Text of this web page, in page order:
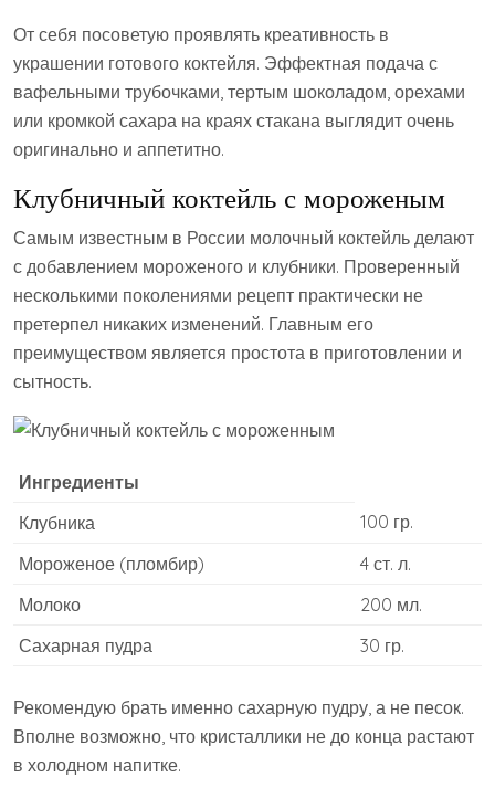
От себя посоветую проявлять креативность в
украшении готового коктейля. Эффектная подача с
вафельными трубочками, тертым шоколадом, орехами
или кромкой сахара на краях стакана выглядит очень
оригинально и аппетитно.
Клубничный коктейль с мороженым
Самым известным в России молочный коктейль делают
с добавлением мороженого и клубники. Проверенный
несколькими поколениями рецепт практически не
претерпел никаких изменений. Главным его
преимуществом является простота в приготовлении и
сытность.
Ингредиенты
Клубника
100 гр.
Мороженое (пломбир)
4 ст. л.
Молоко
200 мл.
Сахарная пудра
30 гр.
Рекомендую брать именно сахарную пудру, а не песок.
Вполне возможно, что кристаллики не до конца растают
в холодном напитке.